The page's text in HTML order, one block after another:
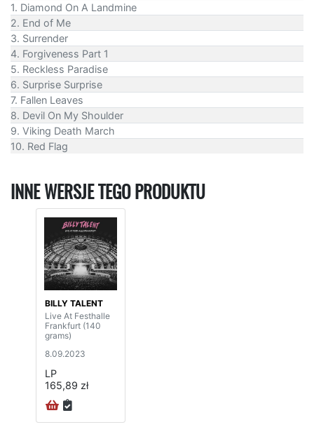
1. Diamond On A Landmine
2. End of Me
3. Surrender
4. Forgiveness Part 1
5. Reckless Paradise
6. Surprise Surprise
7. Fallen Leaves
8. Devil On My Shoulder
9. Viking Death March
10. Red Flag
INNE WERSJE TEGO PRODUKTU
BILLY TALENT
Live At Festhalle
Frankfurt (140
grams)
8.09.2023
LP
165,89 zł